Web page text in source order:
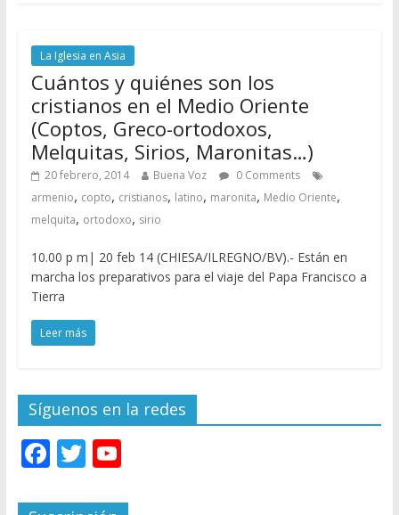
La Iglesia en Asia
Cuántos y quiénes son los
cristianos en el Medio Oriente
(Coptos, Greco-ortodoxos,
Melquitas, Sirios, Maronitas…)
20 febrero, 2014 Buena Voz
0 Comments
armenio, copto, cristianos, latino, maronita, Medio Oriente,
melquita, ortodoxo, sirio
10.00 p m| 20 feb 14 (CHIESA/ILREGNO/BV).- Están en
marcha los preparativos para el viaje del Papa Francisco a
Tierra
Leer más
Síguenos en la redes
F T Y